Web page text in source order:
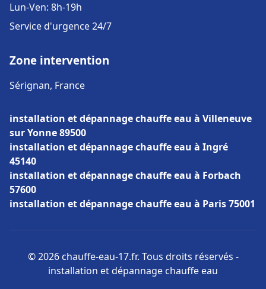
Lun-Ven: 8h-19h
Service d'urgence 24/7
Zone intervention
Sérignan, France
installation et dépannage chauffe eau à Villeneuve
sur Yonne 89500
installation et dépannage chauffe eau à Ingré
45140
installation et dépannage chauffe eau à Forbach
57600
installation et dépannage chauffe eau à Paris 75001
© 2026 chauffe-eau-17.fr. Tous droits réservés -
installation et dépannage chauffe eau